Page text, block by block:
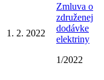
1. 2. 2022
Zmluva o
združenej
dodávke
elektriny
1/2022